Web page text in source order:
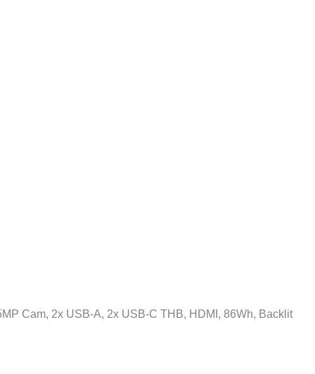
Cam, 2x USB-A, 2x USB-C THB, HDMI, 86Wh, Backlit